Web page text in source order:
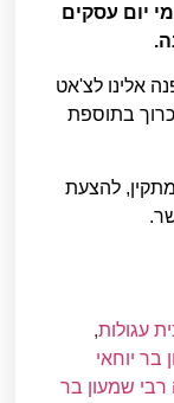
עצמי יום עסקים
אלינו לצ'אט
בתוספת
להצעת
עגולות,
בר יוחאי
רבי שמעון בר